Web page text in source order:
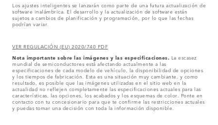
Los ajustes inteligentes se lanzarán como parte de una futura actualización de
software inalámbrica. El desarrollo y la actualización de software están
sujetos a cambios de planificación y programación, por lo que las fechas
podrían variar.
VER REGULACIÓN (EU) 2020/740 PDF
Nota importante sobre las imágenes y las especificaciones. La escasez
mundial de semiconductores está afectando actualmente a las
especificaciones de cada modelo de vehículo, la disponibilidad de opciones
y los tiempos de fabricación. Esta es una situación muy cambiante, y como
resultado, es posible que las imágenes utilizadas en el sitio web en la
actualidad no reflejen completamente las especificaciones actuales para las
características, las opciones, los acabados y los esquemas de color. Ponte en
contacto con tu concesionario para que te confirme las restricciones actuales
y puedas tomar una decisión con toda la información disponible.